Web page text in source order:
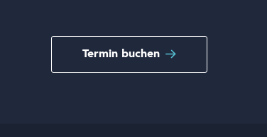
Termin buchen